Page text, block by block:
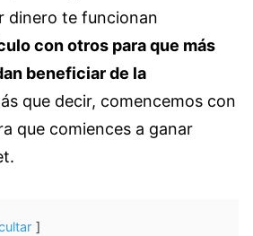
dinero te funcionan
con otros para que más
beneficiar de la
que decir, comencemos con
que comiences a ganar